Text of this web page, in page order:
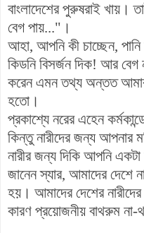
বাংলাদেশের পুরুষরাই খায়।
বেগ পায়..."।
আহা, আপনি কী চাচ্ছেন, পানি
কিডনি বিসর্জন দিক! আর
করেন এমন তথ্য অন্তত
হতো।
প্রকাশ্যে নরের এহেন
কিন্তু নারীদের জন্য আপনার
নারীর জন্য দিকি আপনি
জানেন স্যার, আমাদের দেশে
হয়। আমাদের দেশের
কারণ প্রয়োজনীয় বাথরুম না-